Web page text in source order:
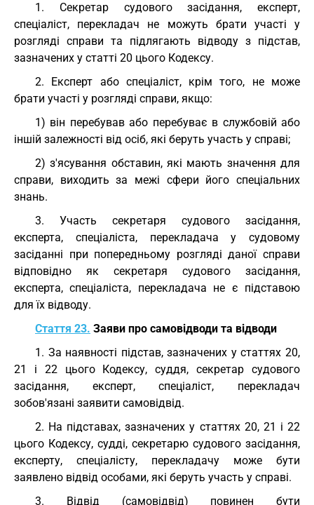
1. Секретар судового засідання, експерт,
спеціаліст, перекладач не можуть брати участі у
розгляді справи та підлягають відводу з підстав,
зазначених у статті 20 цього Кодексу.
2. Експерт або спеціаліст, крім того, не може
брати участі у розгляді справи, якщо:
1) він перебував або перебуває в службовій або
іншій залежності від осіб, які беруть участь у справі;
2) з'ясування обставин, які мають значення для
справи, виходить за межі сфери його спеціальних
знань.
3. Участь секретаря судового засідання,
експерта, спеціаліста, перекладача у судовому
засіданні при попередньому розгляді даної справи
відповідно як секретаря судового засідання,
експерта, спеціаліста, перекладача не є підставою
для їх відводу.
Стаття 23. Заяви про самовідводи та відводи
1. За наявності підстав, зазначених у статтях 20,
21 і 22 цього Кодексу, суддя, секретар судового
засідання, експерт, спеціаліст, перекладач
зобов'язані заявити самовідвід.
2. На підставах, зазначених у статтях 20, 21 і 22
цього Кодексу, судді, секретарю судового засідання,
експерту, спеціалісту, перекладачу може бути
заявлено відвід особами, які беруть участь у справі.
3. Відвід (самовідвід) повинен бути